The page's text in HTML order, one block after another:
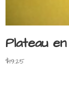
Plateau
$19.25